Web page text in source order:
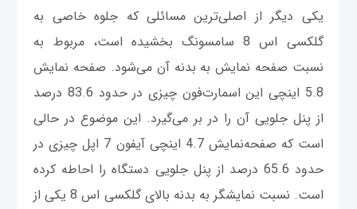
یکی دیگر از اصلی‌ترین مسائلی که جلوه خاصی به
گلکسی اس 8 سامسونگ بخشیده است، مربوط به
نسبت صفحه نمایش به بدنه آن می‌شود. صفحه نمایش
5.8 اینچی این اسمارت‌فون چیزی در حدود 83.6 درصد
از پنل جلویی آن را در بر می‌گیرد. این موضوع در حالی
است که صفحه‌نمایش 4.7 اینچی آیفون 7 اپل چیزی در
حدود 65.6 درصد از پنل جلویی دستگاه را احاطه کرده
است. نسبت نمایشگر به بدنه بالای گلکسی اس 8 یکی از